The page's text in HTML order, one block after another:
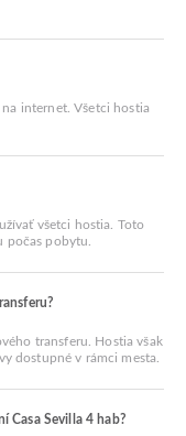
internet. Všetci hostia
všetci hostia. Toto
počas pobytu.
transferu. Hostia však
dostupné v rámci mesta.
Casa Sevilla 4 hab?